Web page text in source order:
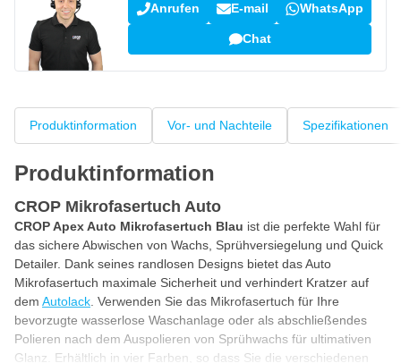
Anrufen E-mail WhatsApp
Chat
Produktinformation Vor- und Nachteile Spezifikationen
Produktinformation
CROP Mikrofasertuch Auto
CROP Apex Auto Mikrofasertuch Blau ist die perfekte Wahl für
das sichere Abwischen von Wachs, Sprühversiegelung und Quick
Detailer. Dank seines randlosen Designs bietet das Auto
Mikrofasertuch maximale Sicherheit und verhindert Kratzer auf
dem Autolack. Verwenden Sie das Mikrofasertuch für Ihre
bevorzugte wasserlose Waschanlage oder als abschließendes
Polieren nach dem Auspolieren von Sprühwachs für ultimativen
Glanz. Erhältlich in vier Farben, so dass Sie die verschiedenen